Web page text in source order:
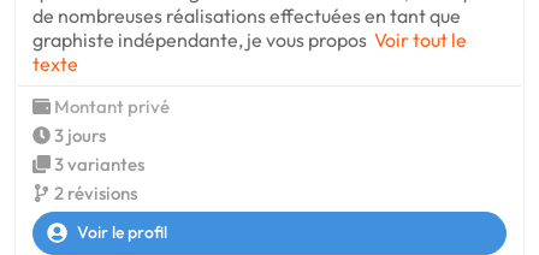
de nombreuses réalisations effectuées en tant que
graphiste indépendante, je vous propos Voir tout le
texte
Montant privé
3 jours
3 variantes
2 révisions
Voir le profil